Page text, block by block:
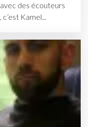
des écouteurs
Kamel...